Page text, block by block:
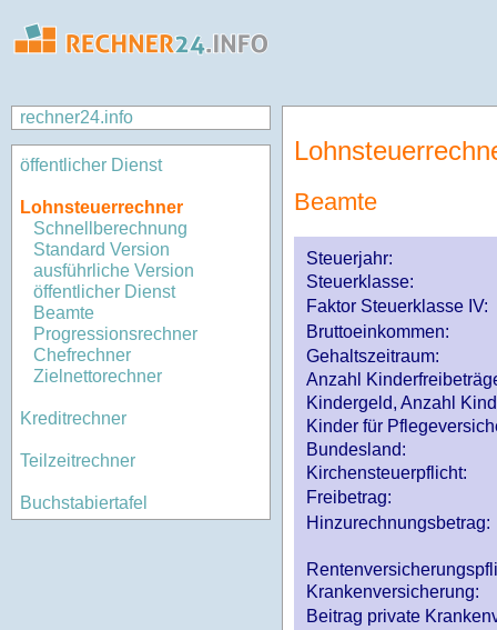
rechner24.info
öffentlicher Dienst
Lohnsteuerrechner
Schnellberechnung
Standard Version
ausführliche Version
öffentlicher Dienst
Beamte
Progressionsrechner
Chefrechner
Zielnettorechner
Kreditrechner
Teilzeitrechner
Buchstabiertafel
Beamte
Steuerjahr:
Steuerklasse:
Faktor Steuerklasse IV:
Bruttoeinkommen:
Gehaltszeitraum:
Anzahl
Kindergeld, Anzahl
Kinder für
Bundesland:
Kirchensteuerpflicht:
Freibetrag:
Hinzurechnungsbetrag:
Krankenversicherung:
Beitrag private